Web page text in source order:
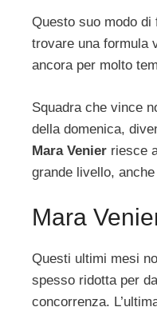
Questo suo modo
trovare una formula
ancora per molto
Squadra che vince
della domenica,
Mara Venier riesce
grande livello,
Mara
Questi ultimi mesi
spesso ridotta per
concorrenza.